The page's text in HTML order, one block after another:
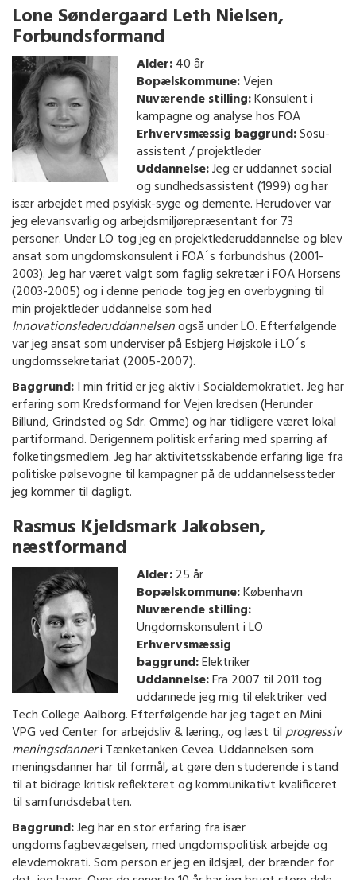
Lone Søndergaard Leth Nielsen,
Forbundsformand
Alder:40 år
Bopælskommune:Vejen
Nuværende stilling:Konsulent i
kampagne og analyse hos FOA
Erhvervsmæssig baggrund:Sosu-
assistent / projektleder
Uddannelse:Jeg er uddannet social
og sundhedsassistent (1999) og har
især arbejdet med psykisk-syge og demente. Herudover var
jeg elevansvarlig og arbejdsmiljørepræsentant for 73
personer. Under LO tog jeg en projektlederuddannelse og blev
ansat som ungdomskonsulent i FOA´s forbundshus (2001-
2003). Jeg har været valgt som faglig sekretær i FOA Horsens
(2003-2005) og i denne periode tog jeg en overbygning til
min projektleder uddannelse som hed
Innovationslederuddannelsenogså under LO. Efterfølgende
var jeg ansat som underviser på Esbjerg Højskole i LO´s
ungdomssekretariat (2005-2007).
Baggrund:I min fritid er jeg aktiv i Socialdemokratiet. Jeg har
erfaring som Kredsformand for Vejen kredsen (Herunder
Billund, Grindsted og Sdr. Omme) og har tidligere været lokal
partiformand. Derigennem politisk erfaring med sparring af
folketingsmedlem. Jeg har aktivitetsskabende erfaring lige fra
politiske pølsevogne til kampagner på de uddannelsessteder
jeg kommer til dagligt.
Rasmus Kjeldsmark Jakobsen,
næstformand
Alder:25 år
Bopælskommune:København
Nuværende stilling:
Ungdomskonsulent i LO
Erhvervsmæssig
baggrund:Elektriker
Uddannelse:Fra 2007 til 2011 tog
uddannede jeg mig til elektriker ved
Tech College Aalborg. Efterfølgende har jeg taget en Mini
VPG ved Center for arbejdsliv & læring., og læst tilprogressiv
meningsdanneri Tænketanken Cevea. Uddannelsen som
meningsdanner har til formål, at gøre den studerende i stand
til at bidrage kritisk reflekteret og kommunikativt kvalificeret
til samfundsdebatten.
Baggrund:Jeg har en stor erfaring fra især
ungdomsfagbevægelsen, med ungdomspolitisk arbejde og
elevdemokrati. Som person er jeg en ildsjæl, der brænder for